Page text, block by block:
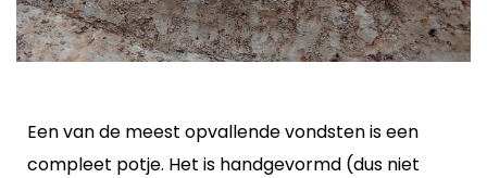
Een van de meest opvallende vondsten is een
compleet potje. Het is handgevormd (dus niet